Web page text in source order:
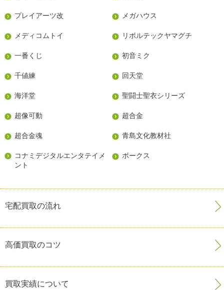
プレイアーツ改 メガハウス
メディコムトイ リボルテックヤマグチ
一番くじ 初音ミク
千値練 回天堂
海洋堂 聖闘士聖衣シリーズ
超像可動 超合金
超合金魂 青島文化教材社
コナミデジタルエンタテイメ
ント
ボークス
宅配買取の流れ
高価買取のコツ
買取実績について